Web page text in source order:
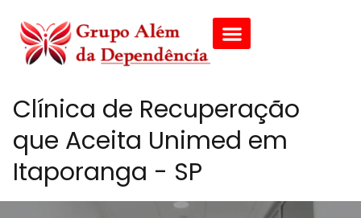
Clínica de Recuperação
que Aceita Unimed em
Itaporanga - SP